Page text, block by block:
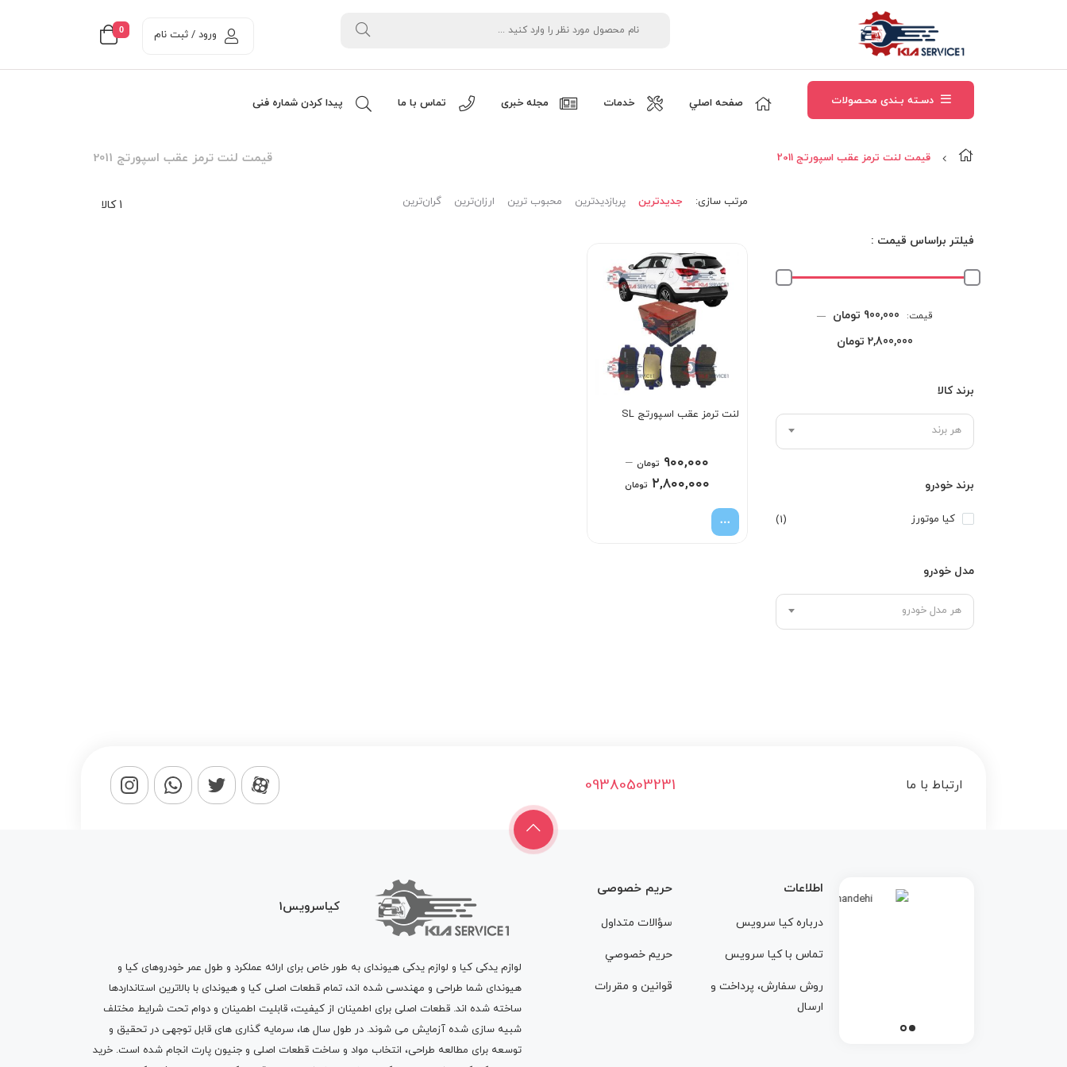
0 ورود / ثبت نام
دسـته بـندی محـصولات صفحه اصلي خدمات مجله خبری تماس با ما پیدا کردن شماره فنی
قيمت لنت ترمز عقب اسپورتج 2011 قيمت لنت ترمز عقب اسپورتج 2011
فیلتر براساس قیمت :
حداقل
قیمت
حداکثر
قیمت
قیمت: 900,000 تومان —
2,800,000 تومان
برند کالا
هر برند
برند خودرو
کیا موتورز (1)
مدل خودرو
هر مدل خودرو
1 کالا مرتب‌ سازی: جدیدترین پربازدیدترین محبوب ترین ارزان‌ترین گران‌ترین
لنت ترمز عقب اسپورتج SL
۹۰۰,۰۰۰ تومان –
۲,۸۰۰,۰۰۰ تومان
ارتباط با ما 09380503231
اطلاعات
درباره کيا سرويس
تماس با کيا سرويس
روش سفارش، پرداخت و
ارسال
حریم خصوصی
سؤالات متداول
حريم خصوصي
قوانين و مقررات
کیاسرویس1
لوازم یدکی کیا و لوازم یدکی هیوندای به طور خاص برای ارائه عملکرد و طول عمر خودروهای کیا و
هیوندای شما طراحی و مهندسی شده اند، تمام قطعات اصلی کیا و هیوندای با بالاترین استانداردها
ساخته شده اند. قطعات اصلی برای اطمینان از کیفیت، قابلیت اطمینان و دوام تحت شرایط مختلف
شبیه سازی شده آزمایش می شوند. در طول سال ها، سرمایه گذاری های قابل توجهی در تحقیق و
توسعه برای مطالعه طراحی، انتخاب مواد و ساخت قطعات اصلی و جنیون پارت انجام شده است. خرید